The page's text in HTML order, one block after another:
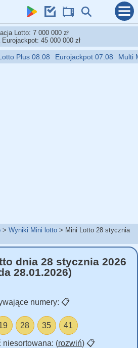
Lotto: 7 000 000 zł
Eurojackpot: 45 000 000 zł
Plus 08.08 Eurojackpot 07.08 Multi
Wyniki Mini lotto
Mini Lotto 28 stycznia
dnia 28 stycznia 2026
28.01.2026)
numery: 📋
28 35 41
niesortowana: (rozwiń) 📋